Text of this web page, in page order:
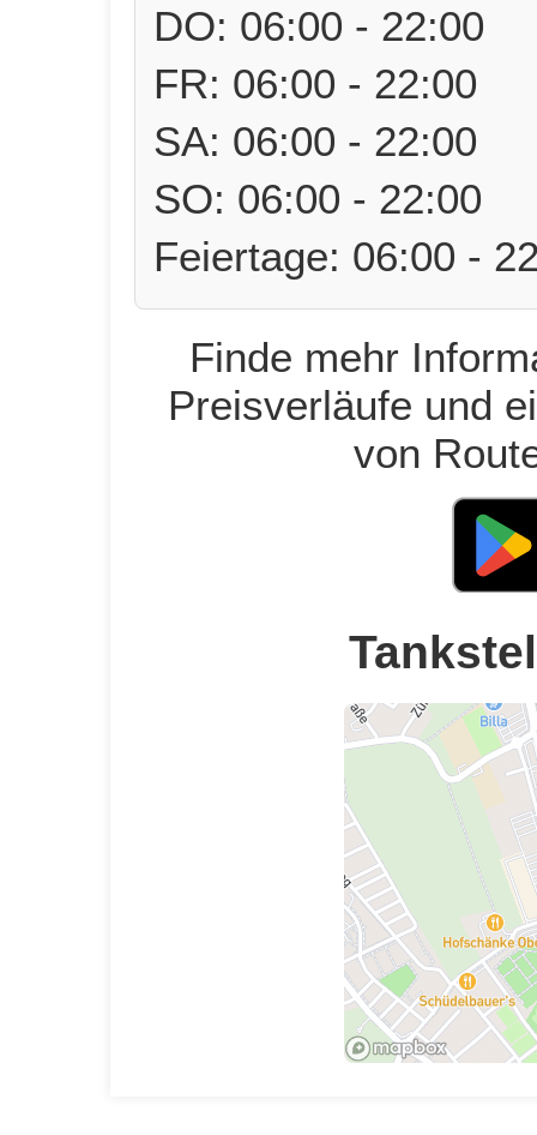
DO: 06:00 - 22:00
FR: 06:00 - 22:00
SA: 06:00 - 22:00
SO: 06:00 - 22:00
Feiertage: 06:00 -
Finde mehr
Preisverläufe und
von